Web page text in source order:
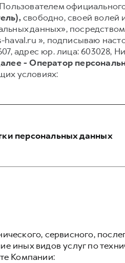
свободно, своей волей
данных»,
haval.ru », подписываю
адрес юр. лица:
- Оператор
условиях:
персональных данных
сервисного,
иных видов услуг по
Компании: